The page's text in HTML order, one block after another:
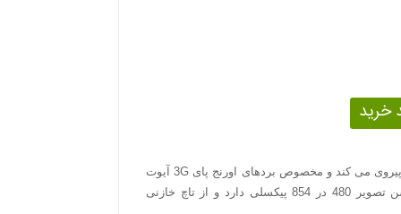
السیدی 4.98 اینچی که از پروتکل MIPI پیروی می کند و مخصوص بردهای اورنج پای 3G آیوت
عرضه شده است. این السیدی رزولوشن تصویر 480 در 854 پیکسلی دارد و از تاچ خازنی